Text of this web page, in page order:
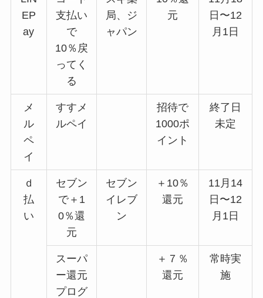
EP
ay
支払い
で
10％戻
ってく
る
局、ジ
ャパン
元
日〜12
月1日
メ
ル
ペ
イ
すすメ
ルペイ
招待で
1000ポ
イント
終了日
未定
ｄ
払
い
セブン
で＋1
0％還
元
セブン
イレブ
ン
＋10％
還元
11月14
日〜12
月1日
スーパ
ー還元
プログ
＋７％
還元
常時実
施